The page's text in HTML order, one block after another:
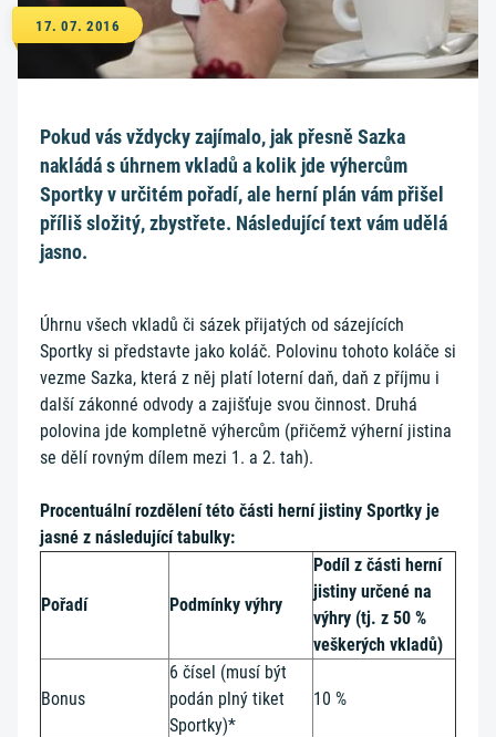
17. 07. 2016
Pokud vás vždycky zajímalo, jak přesně Sazka
nakládá s úhrnem vkladů a kolik jde výhercům
Sportky v určitém pořadí, ale herní plán vám přišel
příliš složitý, zbystřete. Následující text vám udělá
jasno.
Úhrnu všech vkladů či sázek přijatých od sázejících
Sportky si představte jako koláč. Polovinu tohoto koláče si
vezme Sazka, která z něj platí loterní daň, daň z příjmu i
další zákonné odvody a zajišťuje svou činnost. Druhá
polovina jde kompletně výhercům (přičemž výherní jistina
se dělí rovným dílem mezi 1. a 2. tah).
Procentuální rozdělení této části herní jistiny Sportky je
jasné z následující tabulky:
Pořadí Podmínky výhry
Podíl z části herní
jistiny určené na
výhry (tj. z 50 %
veškerých vkladů)
Bonus
6 čísel (musí být
podán plný tiket
Sportky)*
10 %